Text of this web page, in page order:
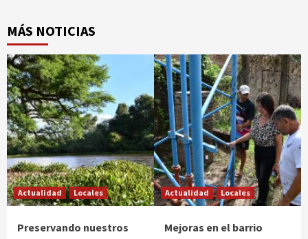
MÁS NOTICIAS
Actualidad Locales
Preservando nuestros
Actualidad Locales
Mejoras en el barrio